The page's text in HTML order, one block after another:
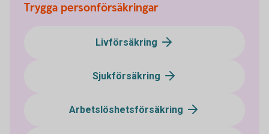
Trygga personförsäkringar
Livförsäkring
Sjukförsäkring
Arbetslöshetsförsäkring